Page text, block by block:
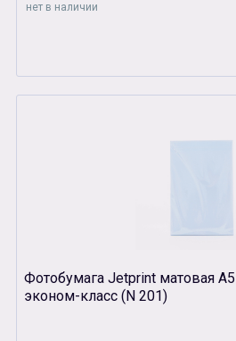
нет в наличии
Фотобумага Jetprint матовая
эконом-класс (N 201)